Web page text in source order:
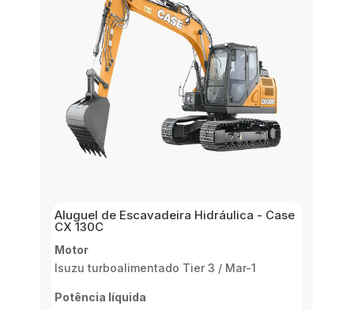
Aluguel de Escavadeira Hidráulica - Case
CX 130C
Motor
Isuzu turboalimentado Tier 3 / Mar-1
Potência líquida